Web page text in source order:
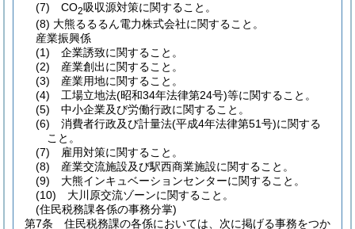
(7) CO2吸収源対策に関すること。
(8) 大熊るるるん電力株式会社に関すること。
産業振興係
(1) 企業誘致に関すること。
(2) 産業創出に関すること。
(3) 産業用地に関すること。
(4) 工場立地法(昭和34年法律第24号)等に関すること。
(5) 中小企業及び労働行政に関すること。
(6) 消費者行政及び計量法(平成4年法律第51号)に関する
こと。
(7) 雇用対策に関すること。
(8) 産業交流施設及び駅西商業施設に関すること。
(9) 大熊インキュベーションセンターに関すること。
(10) 大川原交流ゾーンに関すること。
(住民税務課各係の事務分掌)
第7条
住民税務課の各係においては、次に掲げる事務をつか